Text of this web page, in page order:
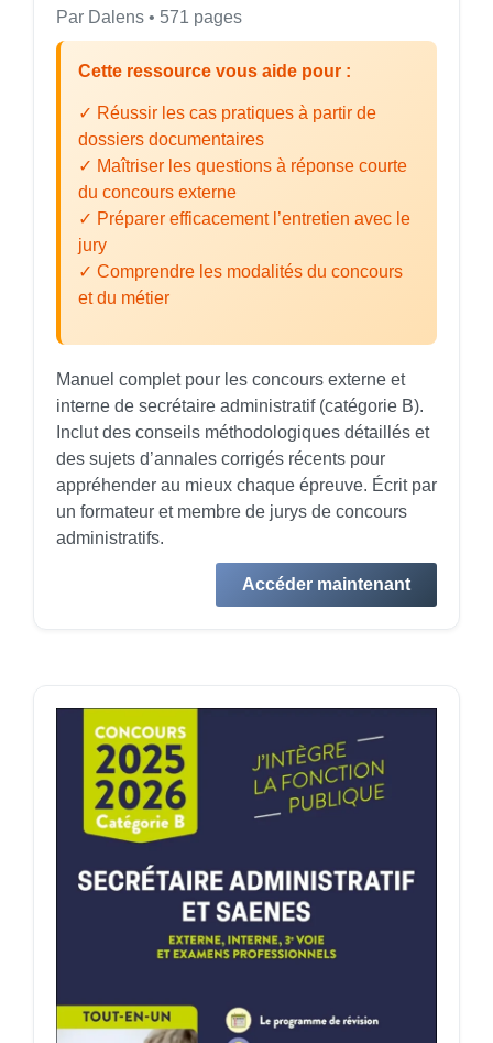
Par Dalens • 571 pages
Cette ressource vous aide pour :
✓ Réussir les cas pratiques à partir de
dossiers documentaires
✓ Maîtriser les questions à réponse courte
du concours externe
✓ Préparer efficacement l’entretien avec le
jury
✓ Comprendre les modalités du concours
et du métier
Manuel complet pour les concours externe et
interne de secrétaire administratif (catégorie B).
Inclut des conseils méthodologiques détaillés et
des sujets d’annales corrigés récents pour
appréhender au mieux chaque épreuve. Écrit par
un formateur et membre de jurys de concours
administratifs.
Accéder maintenant